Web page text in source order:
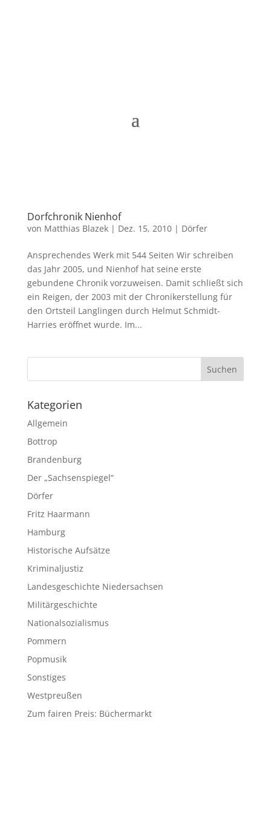
Dorfchronik Nienhof
von Matthias Blazek| Dez. 15, 2010| Dörfer
Ansprechendes Werk mit 544 Seiten Wir schreiben
das Jahr 2005, und Nienhof hat seine erste
gebundene Chronik vorzuweisen. Damit schließt sich
ein Reigen, der 2003 mit der Chronikerstellung für
den Ortsteil Langlingen durch Helmut Schmidt-
Harries eröffnet wurde. Im...
Kategorien
Allgemein
Bottrop
Brandenburg
Der „Sachsenspiegel“
Dörfer
Fritz Haarmann
Hamburg
Historische Aufsätze
Kriminaljustiz
Landesgeschichte Niedersachsen
Militärgeschichte
Nationalsozialismus
Pommern
Popmusik
Sonstiges
Westpreußen
Zum fairen Preis: Büchermarkt